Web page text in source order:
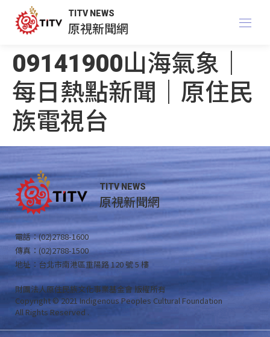
TITV NEWS
原視新聞網
09141900山海氣象｜
每日熱點新聞｜原住民
族電視台
TITV NEWS
原視新聞網
電話：(02)2788-1600
傳真：(02)2788-1500
地址：台北市南港區重陽路 120 號 5 樓
財團法人原住民族文化事業基金會 版權所有
Copyright © 2021 Indigenous Peoples Cultural Foundation
All Rights Reserved .